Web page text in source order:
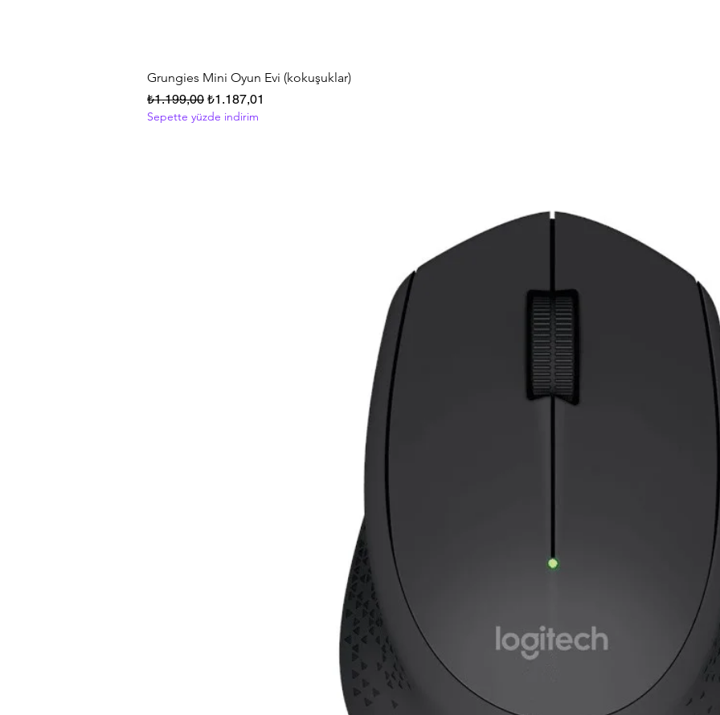
Grungies Mini Oyun Evi (kokuşuklar)
Normal Fiyat
₺1.199,00 İndirimli Fiyat
₺1.187,01
Sepette yüzde indirim